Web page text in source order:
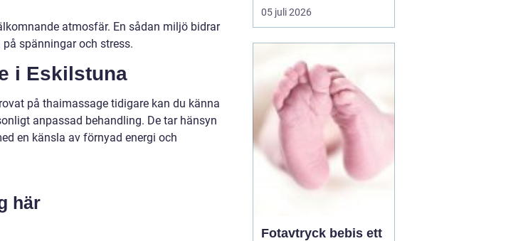
atmosfär. En sådan miljö bidrar
spänningar och stress.
i Eskilstuna
på thaimassage tidigare kan du känna
anpassad behandling. De tar hänsyn
en känsla av förnyad energi och
här
Sömn, arbete, träning
och humör hänger ihop
därför en kiropraktor
Köping när värken inte
längre går över av sig
själv, eller när
återkommand...
05 juli 2026
Fotavtryck bebis ett